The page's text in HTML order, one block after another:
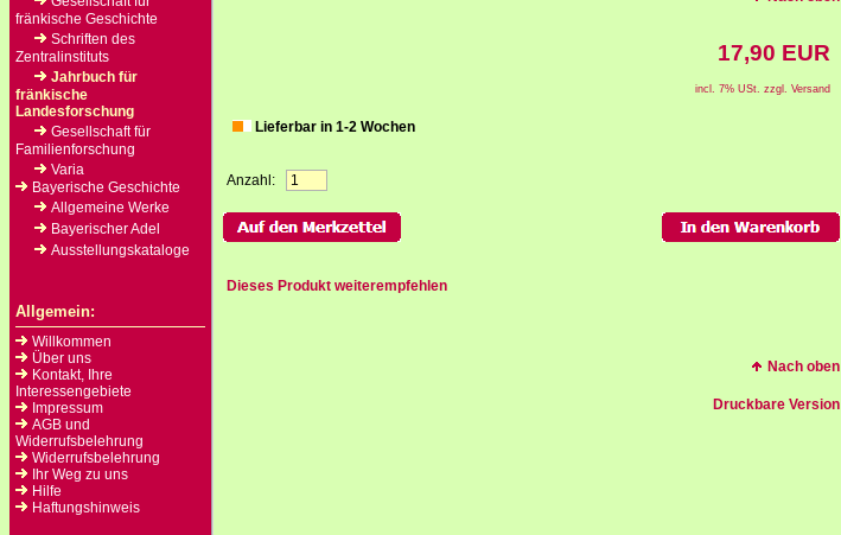
fränkische Geschichte
Schriften des
Zentralinstituts
Jahrbuch für
fränkische
Landesforschung
Gesellschaft für
Familienforschung
Varia
Bayerische Geschichte
Allgemeine Werke
Bayerischer Adel
Ausstellungskataloge
Allgemein:
Willkommen
Über uns
Kontakt, Ihre
Interessengebiete
Impressum
AGB und
Widerrufsbelehrung
Widerrufsbelehrung
Ihr Weg zu uns
Hilfe
Haftungshinweis
17,90 EUR
incl. 7% USt. zzgl. Versand
Lieferbar in 1-2 Wochen
Anzahl:
Dieses Produkt weiterempfehlen
Nach oben
Druckbare Version